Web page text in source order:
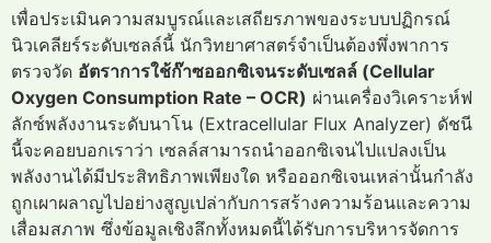
เพื่อประเมินความสมบูรณ์และเสถียรภาพของระบบปฏิกรณ์
นิวเคลียร์ระดับเซลล์นี้ นักวิทยาศาสตร์จำเป็นต้องพึ่งพาการ
ตรวจวัด อัตราการใช้ก๊าซออกซิเจนระดับเซลล์ (Cellular
Oxygen Consumption Rate – OCR) ผ่านเครื่องวิเคราะห์ฟ
ลักซ์พลังงานระดับนาโน (Extracellular Flux Analyzer) ดัชนี
นี้จะคอยบอกเราว่า เซลล์สามารถนำออกซิเจนไปแปลงเป็น
พลังงานได้มีประสิทธิภาพเพียงใด หรือออกซิเจนเหล่านั้นกำลัง
ถูกเผาผลาญไปอย่างสูญเปล่ากับการสร้างความร้อนและความ
เสื่อมสภาพ ซึ่งข้อมูลเชิงลึกทั้งหมดนี้ได้รับการบริหารจัดการ